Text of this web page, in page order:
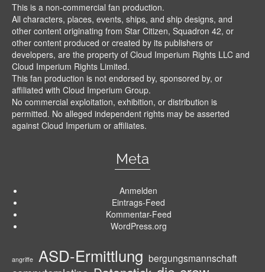
This is a non-commercial fan production.
All characters, places, events, ships, and ship designs, and
other content originating from Star Citizen, Squadron 42, or
other content produced or created by its publishers or
developers, are the property of Cloud Imperium Rights LLC and
Cloud Imperium Rights Limited.
This fan production is not endorsed by, sponsored by, or
affiliated with Cloud Imperium Group.
No commercial exploitation, exhibition, or distribution is
permitted. No alleged independent rights may be asserted
against Cloud Imperium or affiliates.
Meta
Anmelden
Eintrags-Feed
Kommentar-Feed
WordPress.org
angriffe ASD-Ermittlung bergungsmannschaft